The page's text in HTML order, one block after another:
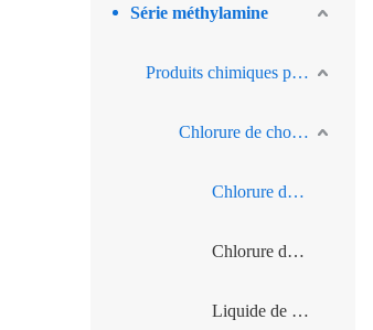
Série méthylamine
Produits chimiques pour la nutrition animale
Chlorure de choline
Chlorure de Choline Végétale
Chlorure de Choline de Dioxyde de Silicium
Liquide de Chlorure de Choline